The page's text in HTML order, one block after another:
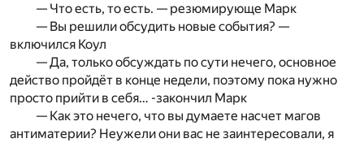
— Что есть, то есть. — резюмирующе Марк
— Вы решили обсудить новые события? —
включился Коул
— Да, только обсуждать по сути нечего, основное
действо пройдёт в конце недели, поэтому пока нужно
просто прийти в себя… -закончил Марк
— Как это нечего, что вы думаете насчет магов
антиматерии? Неужели они вас не заинтересовали, я